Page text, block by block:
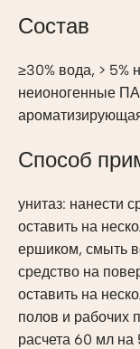
Состав
≥30% вода, > 5%
неионогенные
Способ
унитаз: нанести
оставить на
ершиком, смыть
средство на
оставить на
полов и рабочих
расчета 60 мл